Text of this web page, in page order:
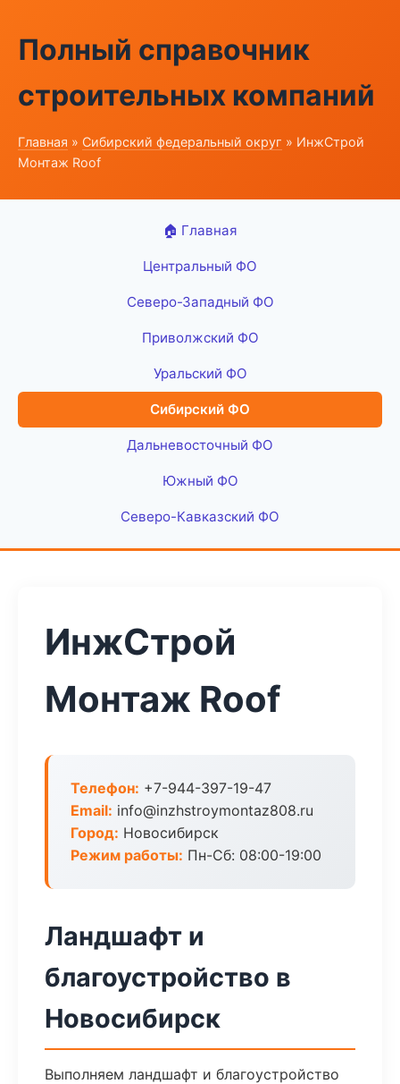
Полный справочник
строительных компаний
Главная » Сибирский федеральный округ » ИнжСтрой
Монтаж Roof
🏠 Главная
Центральный ФО
Северо-Западный ФО
Приволжский ФО
Уральский ФО
Сибирский ФО
Дальневосточный ФО
Южный ФО
Северо-Кавказский ФО
ИнжСтрой
Монтаж Roof
Телефон: +7-944-397-19-47
Email: info@inzhstroymontaz808.ru
Город: Новосибирск
Режим работы: Пн-Сб: 08:00-19:00
Ландшафт и
благоустройство в
Новосибирск
Выполняем ландшафт и благоустройство